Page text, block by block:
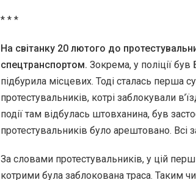
* * *
На світанку 20 лютого до
спецтранспортом. Зокрема, у поліції
підбурила місцевих. Тоді сталась перша
протестувальників, котрі заблокували
події там відбулась штовханина, був
протестувальників було арештовано. Всі
За словами протестувальників, у цій
котрими була заблокована траса. Таким